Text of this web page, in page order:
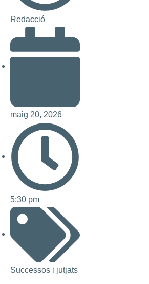
Redacció
maig 20, 2026
5:30 pm
Successos i jutjats